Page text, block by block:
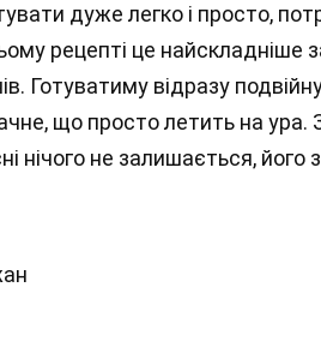
дуже легко і просто,
рецепті це
Готуватиму відразу
що просто летить на ура.
нічого не залишається,